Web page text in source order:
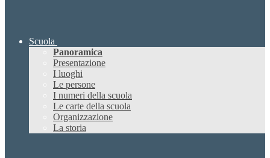
Scuola
Panoramica
Presentazione
I luoghi
Le persone
I numeri della scuola
Le carte della scuola
Organizzazione
La storia